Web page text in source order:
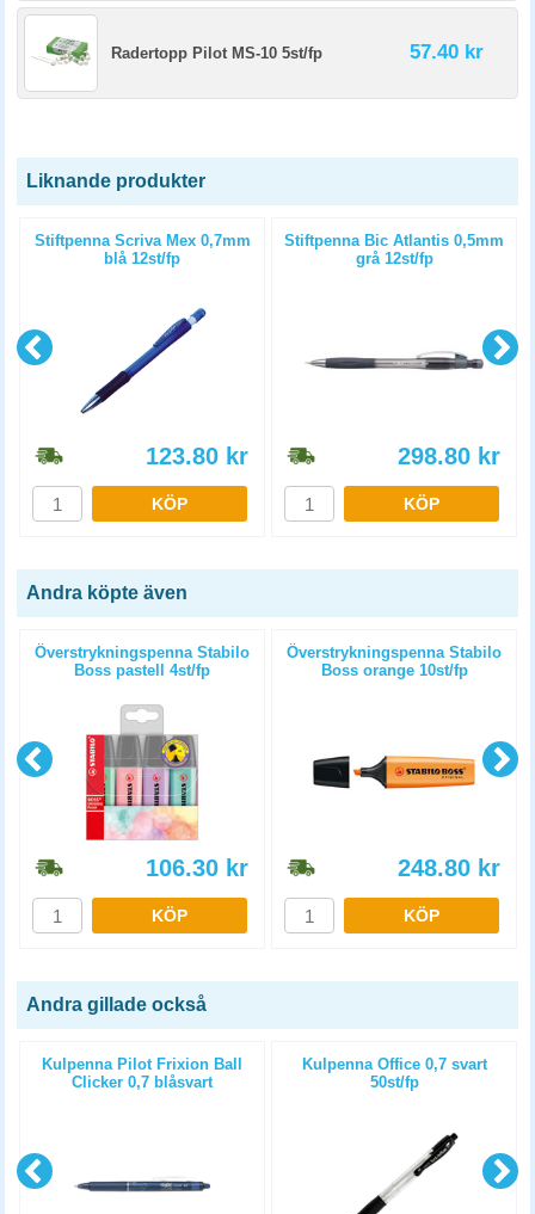
Radertopp Pilot MS-10 5st/fp 57.40 kr
Liknande produkter
Stiftpenna Scriva Mex 0,7mm
blå 12st/fp
123.80 kr
KÖP
Stiftpenna Bic Atlantis 0,5mm
grå 12st/fp
298.80 kr
KÖP
Andra köpte även
Överstrykningspenna Stabilo
Boss pastell 4st/fp
106.30 kr
KÖP
Överstrykningspenna Stabilo
Boss orange 10st/fp
248.80 kr
KÖP
Andra gillade också
Kulpenna Pilot Frixion Ball
Clicker 0,7 blåsvart
Kulpenna Office 0,7 svart
50st/fp